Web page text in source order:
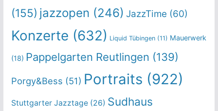
(155) jazzopen (246) JazzTime (60)
Konzerte (632) Liquid Tübingen(11) Mauerwerk
(18) Pappelgarten Reutlingen (139)
Porgy&Bess (51) Portraits (922)
Stuttgarter Jazztage(26) Sudhaus